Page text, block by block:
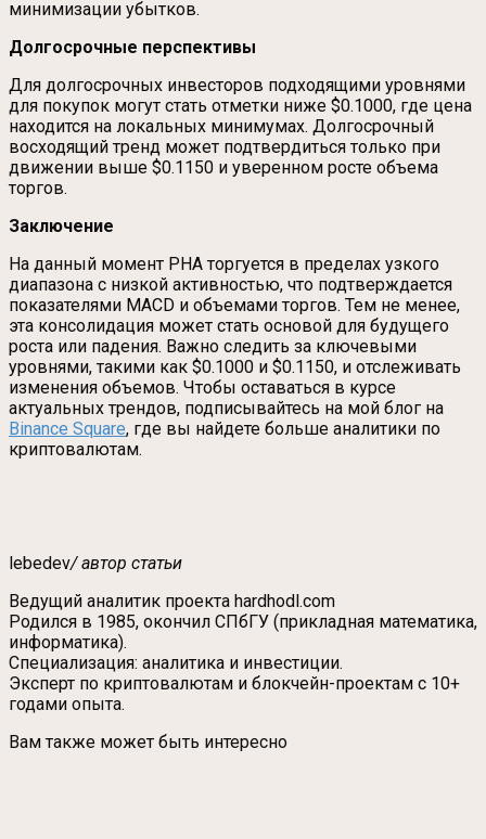
минимизации убытков.
Долгосрочные перспективы
Для долгосрочных инвесторов подходящими уровнями
для покупок могут стать отметки ниже $0.1000, где цена
находится на локальных минимумах. Долгосрочный
восходящий тренд может подтвердиться только при
движении выше $0.1150 и уверенном росте объема
торгов.
Заключение
На данный момент PHA торгуется в пределах узкого
диапазона с низкой активностью, что подтверждается
показателями MACD и объемами торгов. Тем не менее,
эта консолидация может стать основой для будущего
роста или падения. Важно следить за ключевыми
уровнями, такими как $0.1000 и $0.1150, и отслеживать
изменения объемов. Чтобы оставаться в курсе
актуальных трендов, подписывайтесь на мой блог на
Binance Square, где вы найдете больше аналитики по
криптовалютам.
lebedev/ автор статьи
Ведущий аналитик проекта hardhodl.com
Родился в 1985, окончил СПбГУ (прикладная математика,
информатика).
Специализация: аналитика и инвестиции.
Эксперт по криптовалютам и блокчейн-проектам с 10+
годами опыта.
Вам также может быть интересно